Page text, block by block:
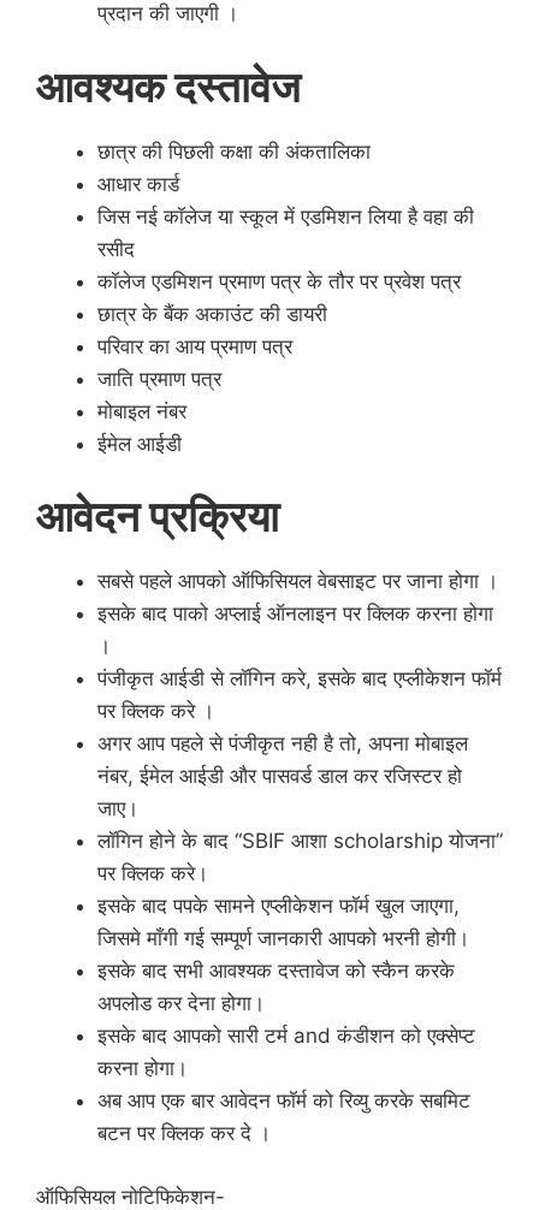
प्रदान की जाएगी ।
आवश्यक दस्तावेज
छात्र की पिछली कक्षा की अंकतालिका
आधार कार्ड
जिस नई कॉलेज या स्कूल में एडमिशन लिया है वहा की
रसीद
कॉलेज एडमिशन प्रमाण पत्र के तौर पर प्रवेश पत्र
छात्र के बैंक अकाउंट की डायरी
परिवार का आय प्रमाण पत्र
जाति प्रमाण पत्र
मोबाइल नंबर
ईमेल आईडी
आवेदन प्रक्रिया
सबसे पहले आपको ऑफिसियल वेबसाइट पर जाना होगा ।
इसके बाद पाको अप्लाई ऑनलाइन पर क्लिक करना होगा
।
पंजीकृत आईडी से लॉगिन करे, इसके बाद एप्लीकेशन फॉर्म
पर क्लिक करे ।
अगर आप पहले से पंजीकृत नही है तो, अपना मोबाइल
नंबर, ईमेल आईडी और पासवर्ड डाल कर रजिस्टर हो
जाए।
लॉगिन होने के बाद “SBIF आशा scholarship योजना”
पर क्लिक करे।
इसके बाद पपके सामने एप्लीकेशन फॉर्म खुल जाएगा,
जिसमे माँगी गई सम्पूर्ण जानकारी आपको भरनी होगी।
इसके बाद सभी आवश्यक दस्तावेज को स्कैन करके
अपलोड कर देना होगा।
इसके बाद आपको सारी टर्म and कंडीशन को एक्सेप्ट
करना होगा।
अब आप एक बार आवेदन फॉर्म को रिव्यु करके सबमिट
बटन पर क्लिक कर दे ।
ऑफिसियल नोटिफिकेशन-